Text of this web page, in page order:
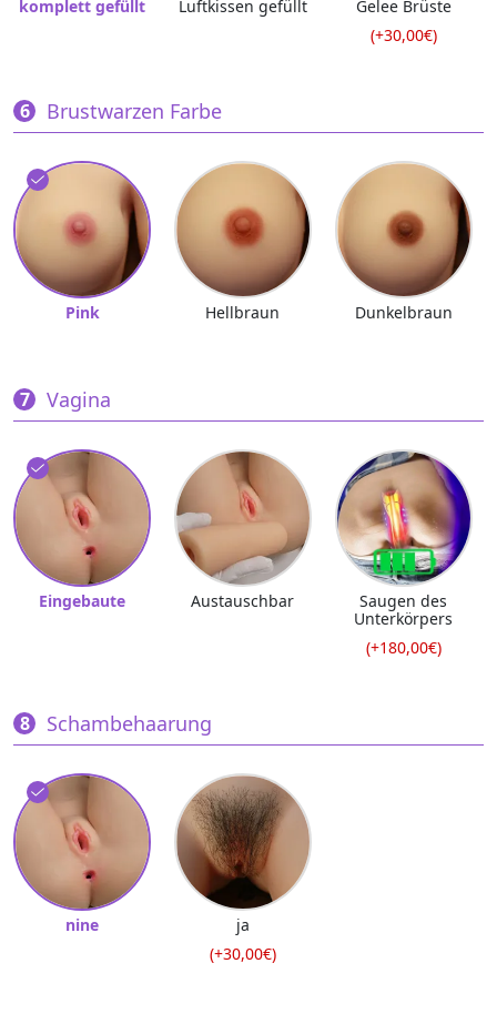
komplett gefüllt Luftkissen gefüllt
Gelee Brüste
(+30,00€)
Brustwarzen Farbe
Pink Hellbraun Dunkelbraun
Vagina
Eingebaute Austauschbar
Saugen des
Unterkörpers
(+180,00€)
Schambehaarung
nine
ja
(+30,00€)